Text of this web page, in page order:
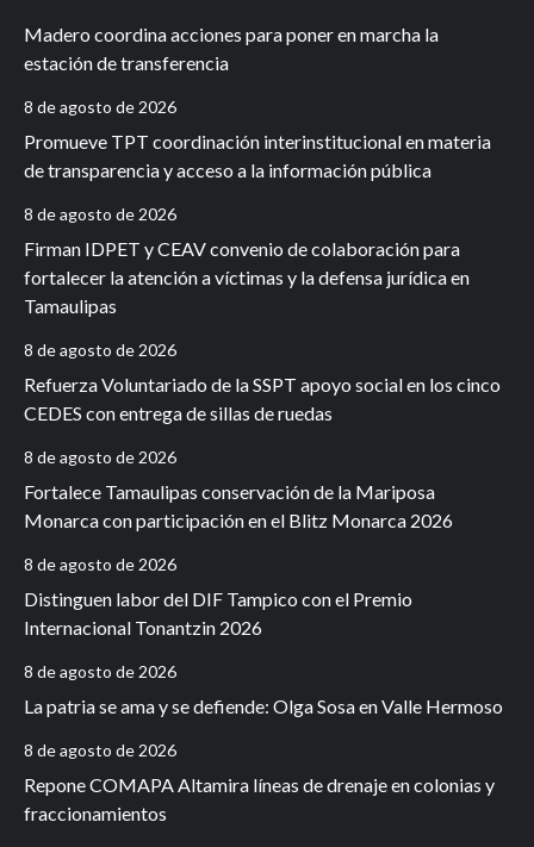
Madero coordina acciones para poner en marcha la
estación de transferencia
8 de agosto de 2026
Promueve TPT coordinación interinstitucional en materia
de transparencia y acceso a la información pública
8 de agosto de 2026
Firman IDPET y CEAV convenio de colaboración para
fortalecer la atención a víctimas y la defensa jurídica en
Tamaulipas
8 de agosto de 2026
Refuerza Voluntariado de la SSPT apoyo social en los cinco
CEDES con entrega de sillas de ruedas
8 de agosto de 2026
Fortalece Tamaulipas conservación de la Mariposa
Monarca con participación en el Blitz Monarca 2026
8 de agosto de 2026
Distinguen labor del DIF Tampico con el Premio
Internacional Tonantzin 2026
8 de agosto de 2026
La patria se ama y se defiende: Olga Sosa en Valle Hermoso
8 de agosto de 2026
Repone COMAPA Altamira líneas de drenaje en colonias y
fraccionamientos